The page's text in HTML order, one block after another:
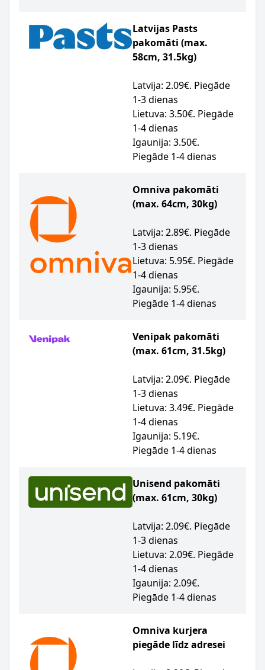
Latvijas Pasts
pakomāti (max.
58cm, 31.5kg)
Latvija: 2.09€. Piegāde
1-3 dienas
Lietuva: 3.50€. Piegāde
1-4 dienas
Igaunija: 3.50€.
Piegāde 1-4 dienas
Omniva pakomāti
(max. 64cm, 30kg)
Latvija: 2.89€. Piegāde
1-3 dienas
Lietuva: 5.95€. Piegāde
1-4 dienas
Igaunija: 5.95€.
Piegāde 1-4 dienas
Venipak pakomāti
(max. 61cm, 31.5kg)
Latvija: 2.09€. Piegāde
1-3 dienas
Lietuva: 3.49€. Piegāde
1-4 dienas
Igaunija: 5.19€.
Piegāde 1-4 dienas
Unisend pakomāti
(max. 61cm, 30kg)
Latvija: 2.09€. Piegāde
1-3 dienas
Lietuva: 2.09€. Piegāde
1-4 dienas
Igaunija: 2.09€.
Piegāde 1-4 dienas
Omniva kurjera
piegāde līdz adresei